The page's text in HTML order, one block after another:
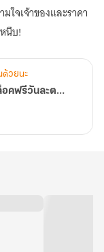
จเจ้าของและราคา
นึบ!
ด้วยนะ
(มีebook1-5 จบ) ร้านนี้ผีจองโต๊ะ [ปลดล็อคฟรีวันละตอน]